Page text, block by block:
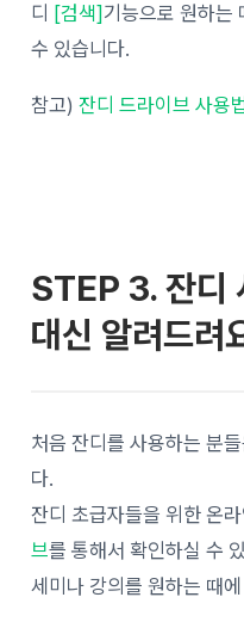
디 [검색] 기능으로 원하는
수 있습니다.
참고)잔디 드라이브 사용법
STEP 3.잔디
대신 알려드려
처음 잔디를 사용하는 분
다.
잔디 초급자들을 위한 온
브를 통해서 확인하실 수
세미나 강의를 원하는 때